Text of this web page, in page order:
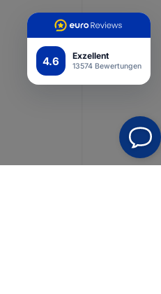
4.6 Exzellent
13574 Bewertungen